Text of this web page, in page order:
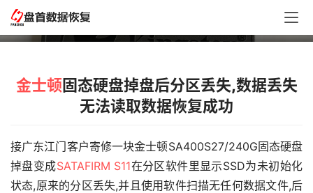
读取数据恢复成功
金士顿固态硬盘掉盘后分区丢失,数据丢失
无法读取数据恢复成功
接广东江门客户寄修一块金士顿SA400S27/240G固态硬盘
掉盘变成SATAFIRM S11在分区软件里显示SSD为未初始化
状态,原来的分区丢失,并且使用软件扫描无任何数据文件,后